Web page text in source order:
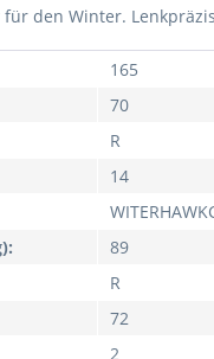
den Winter.
165
70
R
14
89
R
72
2